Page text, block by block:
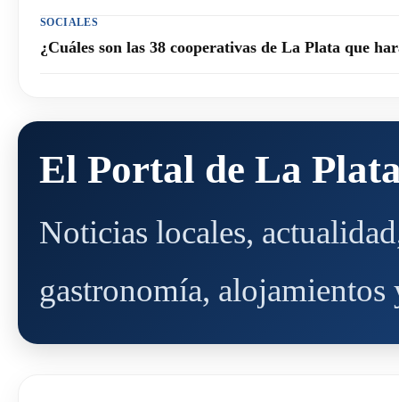
SOCIALES
¿Cuáles son las 38 cooperativas de La Plata que
El Portal de La
Noticias locales,
gastronomía,